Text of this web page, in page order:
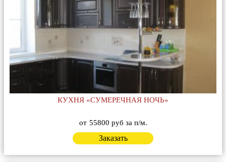
КУХНЯ «СУМЕРЕЧНАЯ НОЧЬ»
от 55800 руб за п/м.
Заказать